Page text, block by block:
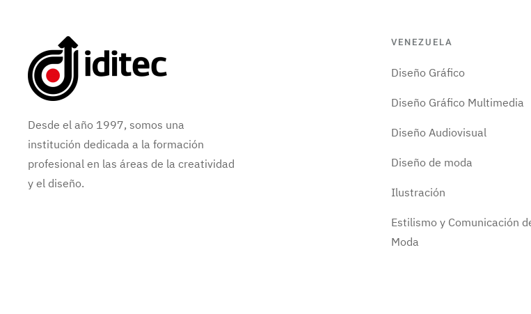
Desde el año 1997, somos una
institución dedicada a la formación
profesional en las áreas de la creatividad
y el diseño.
VENEZUELA
Diseño Gráfico
Diseño Gráfico Multimedia
Diseño Audiovisual
Diseño de moda
Ilustración
Estilismo y Comunicación
Moda